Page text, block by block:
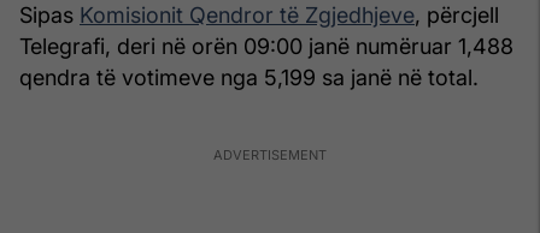
Sipas Komisionit Qendror të Zgjedhjeve, përcjell
Telegrafi, deri në orën 09:00 janë numëruar 1,488
qendra të votimeve nga 5,199 sa janë në total.